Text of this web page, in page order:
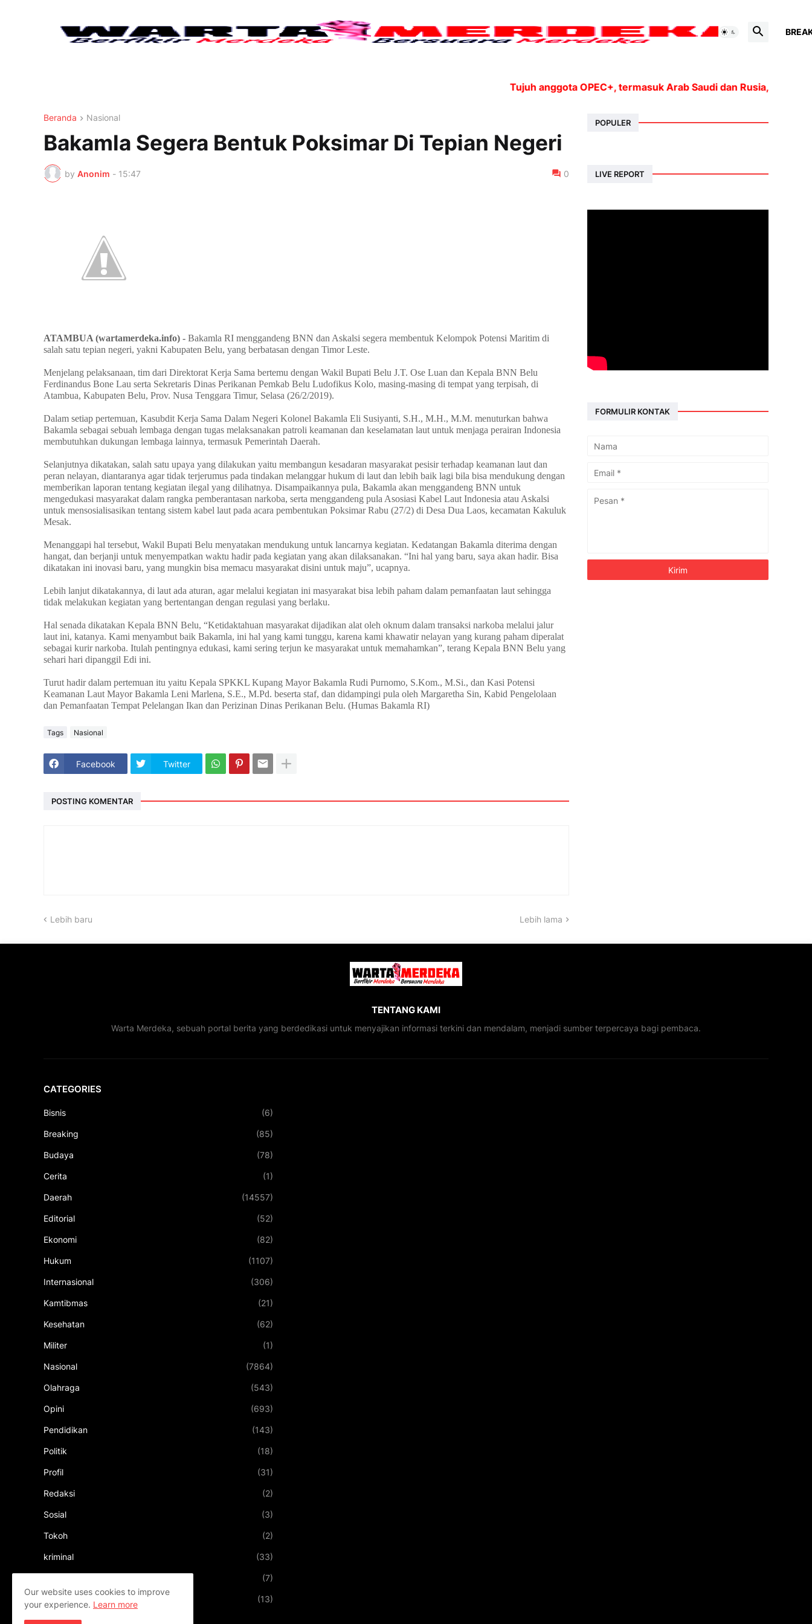
Tujuh anggota OPEC+, termasuk Arab Saudi dan Rusia, akan
Beranda Nasional
Bakamla Segera Bentuk Poksimar Di Tepian Negeri
by Anonim - 15:47 0
ATAMBUA (wartamerdeka.info) - Bakamla RI menggandeng BNN dan Askalsi segera membentuk Kelompok Potensi Maritim di
salah satu tepian negeri, yakni Kabupaten Belu, yang berbatasan dengan Timor Leste.
Menjelang pelaksanaan, tim dari Direktorat Kerja Sama bertemu dengan Wakil Bupati Belu J.T. Ose Luan dan Kepala BNN Belu
Ferdinandus Bone Lau serta Sekretaris Dinas Perikanan Pemkab Belu Ludofikus Kolo, masing-masing di tempat yang terpisah, di
Atambua, Kabupaten Belu, Prov. Nusa Tenggara Timur, Selasa (26/2/2019).
Dalam setiap pertemuan, Kasubdit Kerja Sama Dalam Negeri Kolonel Bakamla Eli Susiyanti, S.H., M.H., M.M. menuturkan bahwa
Bakamla sebagai sebuah lembaga dengan tugas melaksanakan patroli keamanan dan keselamatan laut untuk menjaga perairan Indonesia
membutuhkan dukungan lembaga lainnya, termasuk Pemerintah Daerah.
Selanjutnya dikatakan, salah satu upaya yang dilakukan yaitu membangun kesadaran masyarakat pesisir terhadap keamanan laut dan
peran nelayan, diantaranya agar tidak terjerumus pada tindakan melanggar hukum di laut dan lebih baik lagi bila bisa mendukung dengan
memberikan laporan tentang kegiatan ilegal yang dilihatnya. Disampaikannya pula, Bakamla akan menggandeng BNN untuk
mengedukasi masyarakat dalam rangka pemberantasan narkoba, serta menggandeng pula Asosiasi Kabel Laut Indonesia atau Askalsi
untuk mensosialisasikan tentang sistem kabel laut pada acara pembentukan Poksimar Rabu (27/2) di Desa Dua Laos, kecamatan Kakuluk
Mesak.
Menanggapi hal tersebut, Wakil Bupati Belu menyatakan mendukung untuk lancarnya kegiatan. Kedatangan Bakamla diterima dengan
hangat, dan berjanji untuk menyempatkan waktu hadir pada kegiatan yang akan dilaksanakan. “Ini hal yang baru, saya akan hadir. Bisa
dikatakan ini inovasi baru, yang mungkin bisa memacu masyarakat disini untuk maju”, ucapnya.
Lebih lanjut dikatakannya, di laut ada aturan, agar melalui kegiatan ini masyarakat bisa lebih paham dalam pemanfaatan laut sehingga
tidak melakukan kegiatan yang bertentangan dengan regulasi yang berlaku.
Hal senada dikatakan Kepala BNN Belu, “Ketidaktahuan masyarakat dijadikan alat oleh oknum dalam transaksi narkoba melalui jalur
laut ini, katanya. Kami menyambut baik Bakamla, ini hal yang kami tunggu, karena kami khawatir nelayan yang kurang paham diperalat
sebagai kurir narkoba. Itulah pentingnya edukasi, kami sering terjun ke masyarakat untuk memahamkan”, terang Kepala BNN Belu yang
sehari hari dipanggil Edi ini.
Turut hadir dalam pertemuan itu yaitu Kepala SPKKL Kupang Mayor Bakamla Rudi Purnomo, S.Kom., M.Si., dan Kasi Potensi
Keamanan Laut Mayor Bakamla Leni Marlena, S.E., M.Pd. beserta staf, dan didampingi pula oleh Margaretha Sin, Kabid Pengelolaan
dan Pemanfaatan Tempat Pelelangan Ikan dan Perizinan Dinas Perikanan Belu. (Humas Bakamla RI)
Tags Nasional
Facebook Twitter
POSTING KOMENTAR
Lebih baru Lebih lama
POPULER
LIVE REPORT
FORMULIR KONTAK
TENTANG KAMI
Warta Merdeka, sebuah portal berita yang berdedikasi untuk menyajikan informasi terkini dan mendalam, menjadi sumber terpercaya bagi pembaca.
CATEGORIES
Bisnis (6)
Breaking (85)
Budaya (78)
Cerita (1)
Daerah (14557)
Editorial (52)
Ekonomi (82)
Hukum (1107)
Internasional (306)
Kamtibmas (21)
Kesehatan (62)
Militer (1)
Nasional (7864)
Olahraga (543)
Opini (693)
Pendidikan (143)
Politik (18)
Profil (31)
Redaksi (2)
Sosial (3)
Tokoh (2)
kriminal (33)
(7)
pariwisata (13)
Our website uses cookies to improve
your experience. Learn more